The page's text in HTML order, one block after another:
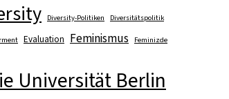
Diversity-Politiken Diversitätspolitik
Evaluation Feminismus
Feminizde
Universität Berlin